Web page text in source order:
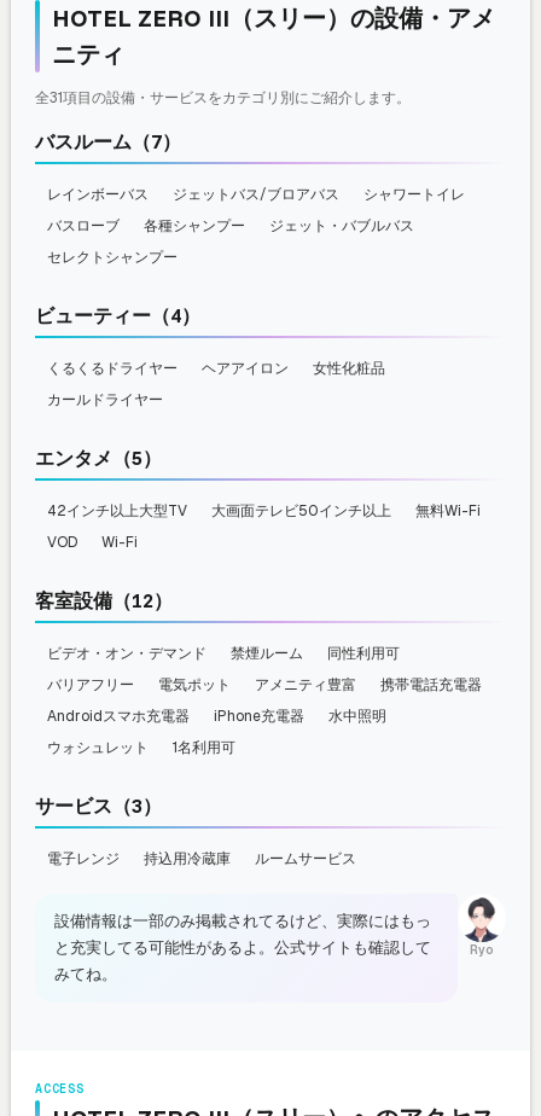
HOTEL ZERO III（スリー）の設備・アメ
ニティ
全31項目の設備・サービスをカテゴリ別にご紹介します。
バスルーム（7）
レインボーバス ジェットバス/ブロアバス
シャワートイレ
バスローブ
各種シャンプー
ジェット・バブルバス
セレクトシャンプー
ビューティー（4）
くるくるドライヤー ヘアアイロン
女性化粧品
カールドライヤー
エンタメ（5）
42インチ以上大型TV 大画面テレビ50インチ以上
無料Wi-Fi
VOD
Wi-Fi
客室設備（12）
ビデオ・オン・デマンド 禁煙ルーム
同性利用可
バリアフリー
電気ポット アメニティ豊富
携帯電話充電器
Androidスマホ充電器
iPhone充電器
水中照明
ウォシュレット
1名利用可
サービス（3）
電子レンジ 持込用冷蔵庫 ルームサービス
Ryo
設備情報は一部のみ掲載されてるけど、実際にはもっ
と充実してる可能性があるよ。公式サイトも確認して
みてね。
ACCESS